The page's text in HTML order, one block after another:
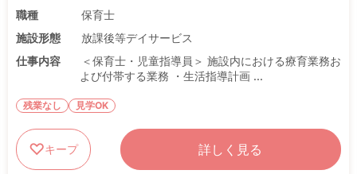
職種
保育士
施設形態
放課後等デイサービス
仕事内容
＜保育士・児童指導員＞ 施設内における療育業務お
よび付帯する業務 ・生活指導計画 ...
残業なし 見学OK
キープ 詳しく見る